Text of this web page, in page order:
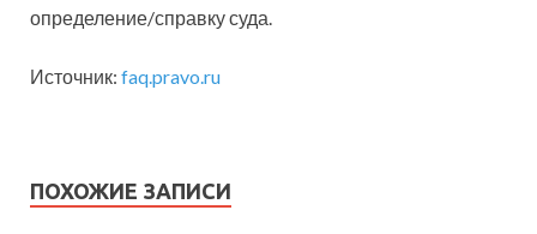
определение/справку суда.
Источник: faq.pravo.ru
ПОХОЖИЕ ЗАПИСИ